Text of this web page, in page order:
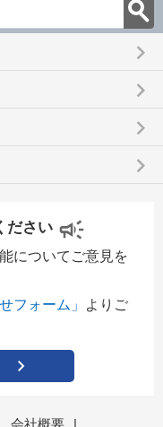
keyboard_arrow_right
keyboard_arrow_right
keyboard_arrow_right
keyboard_arrow_right
ださい
についてご意見を
フォーム」
よりご
会社概要
|